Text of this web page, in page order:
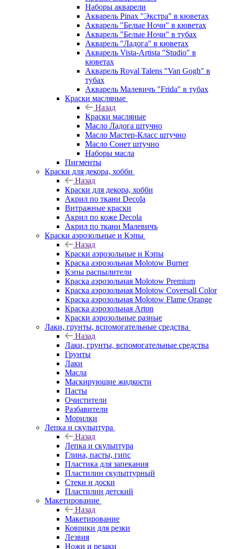
Наборы акварели
Акварель Pinax "Экстра" в кюветах
Акварель "Белые Ночи" в кюветах
Акварель "Белые Ночи" в тубах
Акварель "Ладога" в кюветах
Акварель Vista-Artista "Studio" в
кюветах
Акварель Royal Talens "Van Gogh" в
тубах
Акварель Малевичъ "Frida" в тубах
Краски масляные
Назад
Краски масляные
Масло Ладога штучно
Масло Мастер-Класс штучно
Масло Сонет штучно
Наборы масла
Пигменты
Краски для декора, хобби
Назад
Краски для декора, хобби
Акрил по ткани Decola
Витражные краски
Акрил по коже Decola
Акрил по ткани Малевичъ
Краски аэрозольные и Кэпы
Назад
Краски аэрозольные и Кэпы
Краска аэрозольная Molotow Burner
Кэпы распылители
Краска аэрозольная Molotow Premium
Краска аэрозольная Molotow Coversall Color
Краска аэрозольная Molotow Flame Orange
Краска аэрозольная Arton
Краски аэрозольные разные
Лаки, грунты, вспомогательные средства
Назад
Лаки, грунты, вспомогательные средства
Грунты
Лаки
Масла
Маскирующие жидкости
Пасты
Очистители
Разбавители
Морилки
Лепка и скульптура
Назад
Лепка и скульптура
Глина, пасты, гипс
Пластика для запекания
Пластилин скульптурный
Стеки и доски
Пластилин детский
Макетирование
Назад
Макетирование
Коврики для резки
Лезвия
Ножи и резаки